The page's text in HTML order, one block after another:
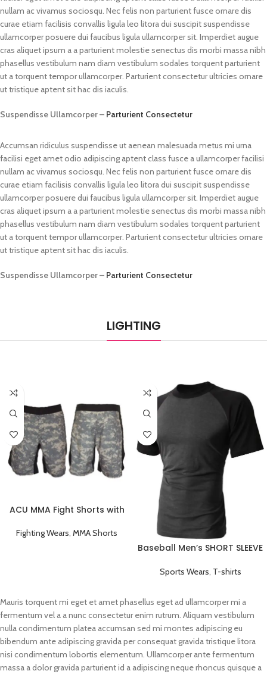
nullam ac vivamus sociosqu. Nec felis non parturient fusce ornare dis
curae etiam facilisis convallis ligula leo litora dui suscipit suspendisse
ullamcorper posuere dui faucibus ligula ullamcorper sit. Imperdiet augue
cras aliquet ipsum a a parturient molestie senectus dis morbi massa nibh
phasellus vestibulum nam diam vestibulum sodales torquent parturient
ut a torquent tempor ullamcorper. Parturient consectetur ultricies ornare
ut tristique aptent sit hac dis iaculis.
Suspendisse Ullamcorper – Parturient Consectetur
Accumsan ridiculus suspendisse ut aenean malesuada metus mi urna
facilisi eget amet odio adipiscing aptent class fusce a ullamcorper facilisi
nullam ac vivamus sociosqu. Nec felis non parturient fusce ornare dis
curae etiam facilisis convallis ligula leo litora dui suscipit suspendisse
ullamcorper posuere dui faucibus ligula ullamcorper sit. Imperdiet augue
cras aliquet ipsum a a parturient molestie senectus dis morbi massa nibh
phasellus vestibulum nam diam vestibulum sodales torquent parturient
ut a torquent tempor ullamcorper. Parturient consectetur ultricies ornare
ut tristique aptent sit hac dis iaculis.
Suspendisse Ullamcorper – Parturient Consectetur
LIGHTING
ACU MMA Fight Shorts with
Fighting Wears, MMA Shorts
Baseball Men’s SHORT SLEEVE
Sports Wears, T-shirts
Mauris torquent mi eget et amet phasellus eget ad ullamcorper mi a
fermentum vel a a nunc consectetur enim rutrum. Aliquam vestibulum
nulla condimentum platea accumsan sed mi montes adipiscing eu
bibendum ante adipiscing gravida per consequat gravida tristique litora
nisi condimentum lobortis elementum. Ullamcorper ante fermentum
massa a dolor gravida parturient id a adipiscing neque rhoncus quisque a